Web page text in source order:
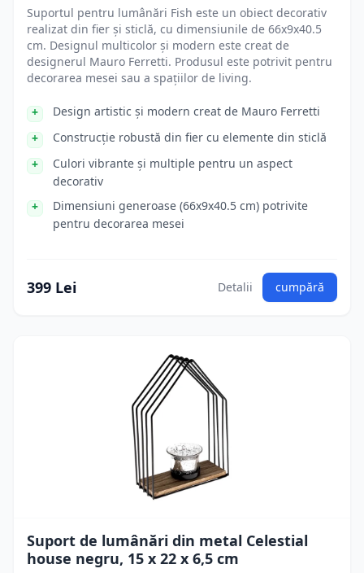
Suportul pentru lumânări Fish este un obiect decorativ
realizat din fier și sticlă, cu dimensiunile de 66x9x40.5
cm. Designul multicolor și modern este creat de
designerul Mauro Ferretti. Produsul este potrivit pentru
decorarea mesei sau a spațiilor de living.
Design artistic și modern creat de Mauro Ferretti
Construcție robustă din fier cu elemente din sticlă
Culori vibrante și multiple pentru un aspect
decorativ
Dimensiuni generoase (66x9x40.5 cm) potrivite
pentru decorarea mesei
399 Lei Detalii cumpără
Suport de lumânări din metal Celestial
house negru, 15 x 22 x 6,5 cm